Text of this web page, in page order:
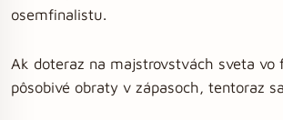
osemfinalistu.
Ak doteraz na majstrovstvách sveta vo
pôsobivé obraty v zápasoch, tentoraz